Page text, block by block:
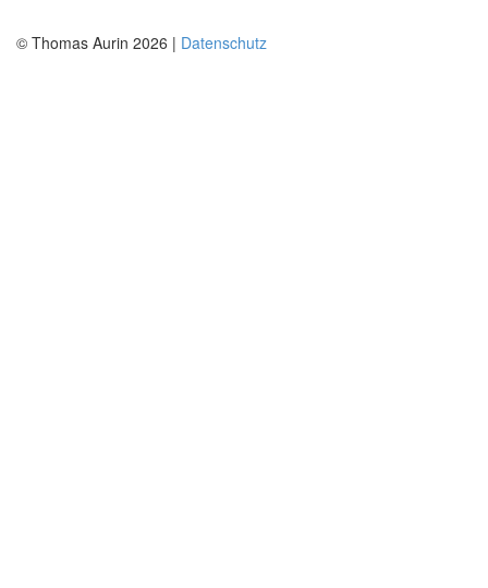
© Thomas Aurin 2026 | Datenschutz